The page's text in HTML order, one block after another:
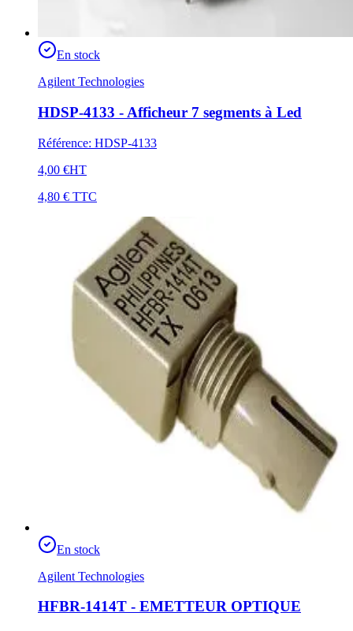
En stock
Agilent Technologies
HDSP-4133 - Afficheur 7 segments à Led
Référence: HDSP-4133
4,00 €HT
4,80 € TTC
En stock
Agilent Technologies
HFBR-1414T - EMETTEUR OPTIQUE